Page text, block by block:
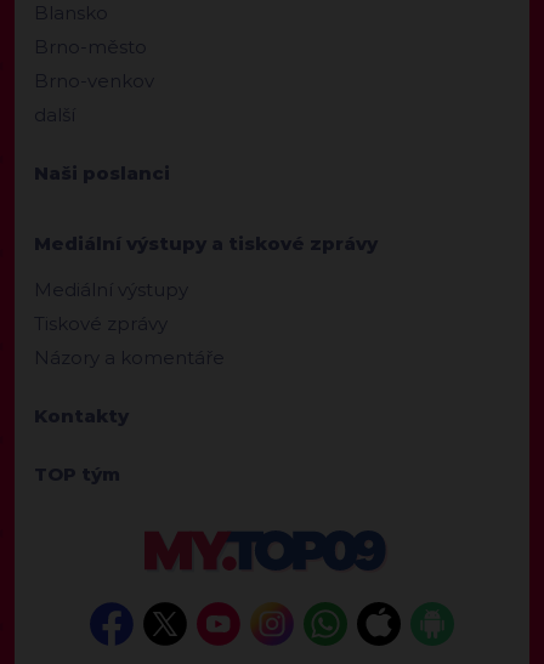
Blansko
Brno-město
Brno-venkov
další
Naši poslanci
Mediální výstupy a tiskové zprávy
Mediální výstupy
Tiskové zprávy
Názory a komentáře
Kontakty
TOP tým